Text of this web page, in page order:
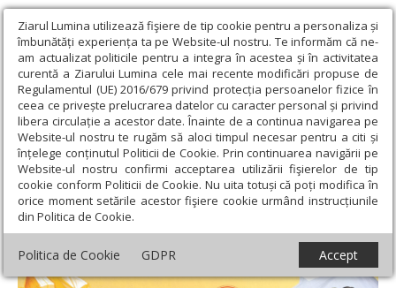
Ziarul Lumina utilizează fişiere de tip cookie pentru a personaliza și
îmbunătăți experiența ta pe Website-ul nostru. Te informăm că ne-
am actualizat politicile pentru a integra în acestea și în activitatea
curentă a Ziarului Lumina cele mai recente modificări propuse de
Regulamentul (UE) 2016/679 privind protecția persoanelor fizice în
ceea ce privește prelucrarea datelor cu caracter personal și privind
libera circulație a acestor date. Înainte de a continua navigarea pe
Website-ul nostru te rugăm să aloci timpul necesar pentru a citi și
înțelege conținutul Politicii de Cookie. Prin continuarea navigării pe
Website-ul nostru confirmi acceptarea utilizării fişierelor de tip
cookie conform Politicii de Cookie. Nu uita totuși că poți modifica în
orice moment setările acestor fişiere cookie urmând instrucțiunile
din Politica de Cookie.
Politica de Cookie GDPR Accept
Ziarul Lumina › Teologie și spiritualitate ›
Evanghelia de
Duminică › Strigătul credinței
Strigătul credinței